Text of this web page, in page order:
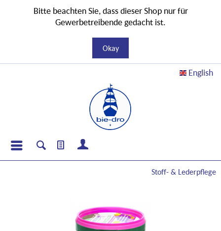
English
Stoff- & Lederpflege
Bitte beachten Sie, dass dieser Shop nur für
Gewerbetreibende gedacht ist.
Okay